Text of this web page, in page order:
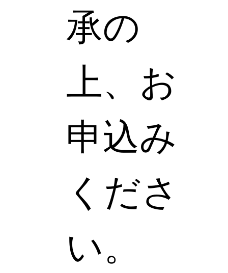
承の
上、お
申込み
くださ
い。